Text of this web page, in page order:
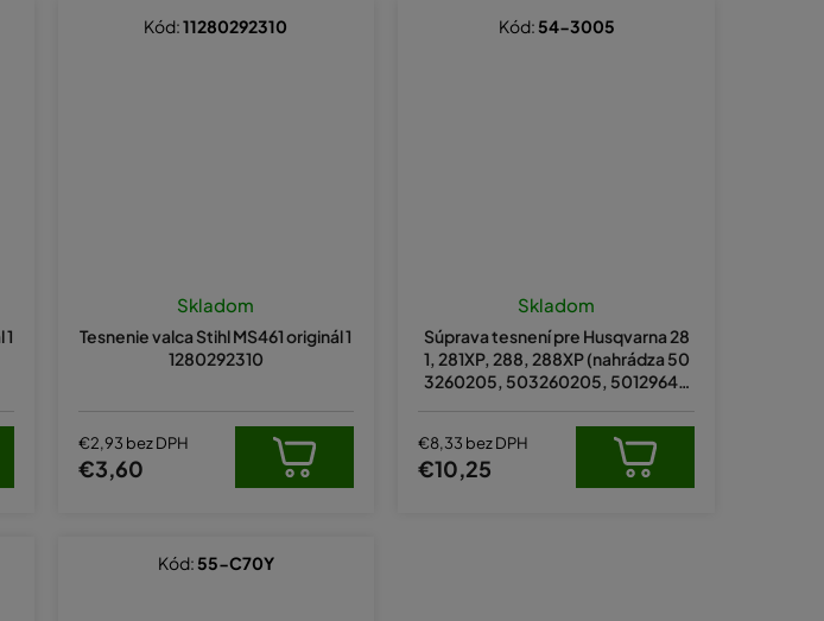
Tesnenie valca Stihl MS461 originál 1
1280292310
Skladom
€2,93 bez DPH
€3,60
Kód:11280292310
Súprava tesnení pre Husqvarna 28
1, 281XP, 288, 288XP (nahrádza 50
3260205, 503260205, 50129640
Skladom
€8,33 bez DPH
€10,25
Kód: 54-3005
Kód: 55-C70Y